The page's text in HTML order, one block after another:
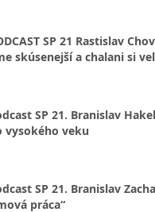
SP 21 Rastislav
skúsenejší a chalani si
SP 21. Branislav
vysokého veku
SP 21. Branislav
práca“